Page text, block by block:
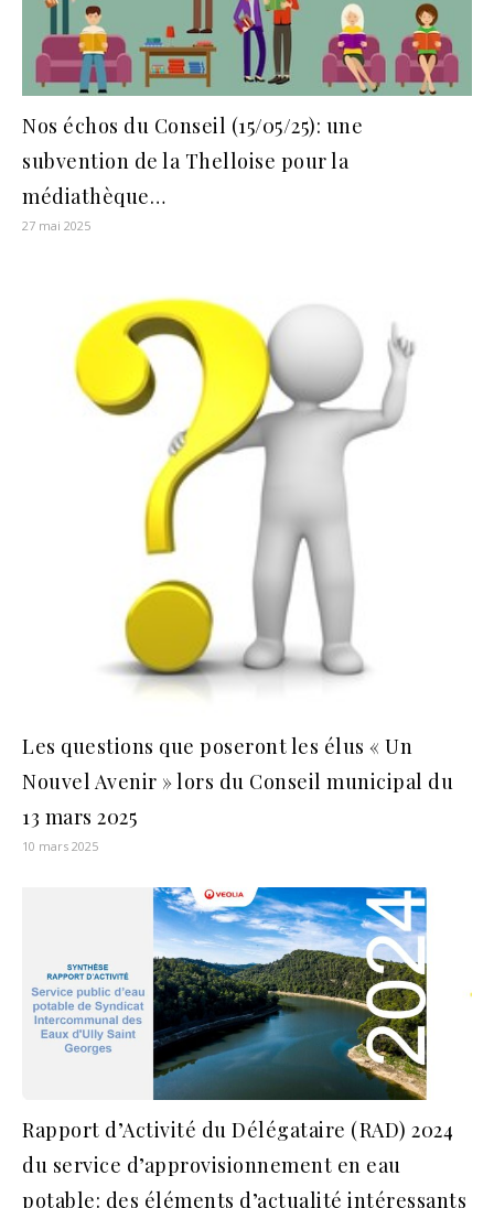
Nos échos du Conseil (15/05/25): une
subvention de la Thelloise pour la
médiathèque…
27 mai 2025
Les questions que poseront les élus « Un
Nouvel Avenir » lors du Conseil municipal du
13 mars 2025
10 mars 2025
Rapport d’Activité du Délégataire (RAD) 2024
du service d’approvisionnement en eau
potable: des éléments d’actualité intéressants